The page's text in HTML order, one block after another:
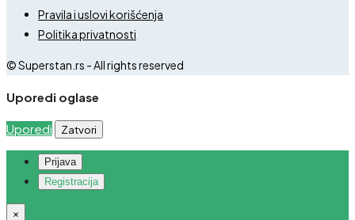
Pravila i uslovi korišćenja
Politika privatnosti
© Superstan.rs - All rights reserved
Uporedi oglase
Uporedi Zatvori
Prijava
Registracija
×